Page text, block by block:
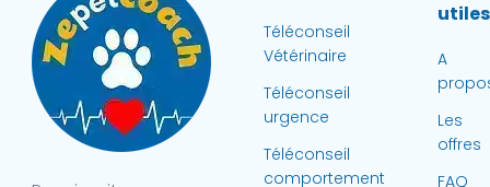
Téléconseil
Vétérinaire
Téléconseil
urgence
Téléconseil
comportement
utiles
A
Les
offres
FAQ